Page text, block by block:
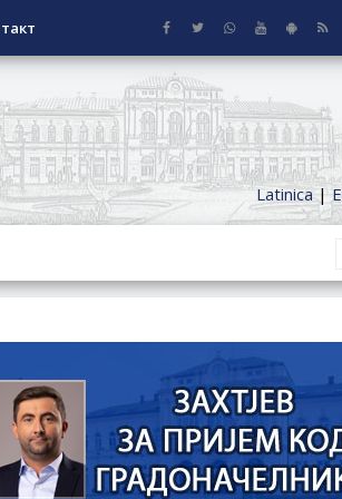
Latinica|
КУЋЕ СА ОКУЋНИЦОМ НА
БОРАЧКИ ДОДАТАК ЗА
ЗАЈЕДНИЦА ЕТАЖНИХ